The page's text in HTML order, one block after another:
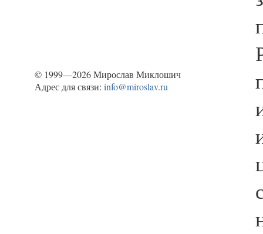
© 1999—2026 Мирослав Миклошич
Адрес для связи: info@miroslav.ru